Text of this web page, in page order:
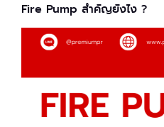
Fire Pump สำคัญยังไง ?